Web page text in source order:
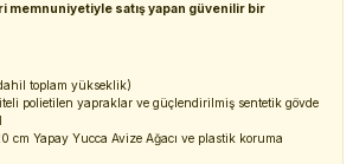
memnuniyetiyle satış yapan güvenilir bir
toplam yükseklik)
polietilen yapraklar ve güçlendirilmiş sentetik gövde
cm Yapay Yucca Avize Ağacı ve plastik koruma